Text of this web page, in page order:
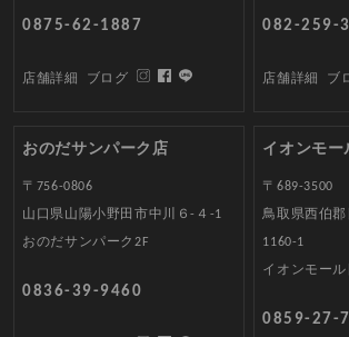
0875-62-1887
店舗詳細 ブログ
082-259-
店舗詳細 ブ
おのだサンパーク店
〒756-0806
山口県山陽小野田市中川６-４-1
おのだサンパーク2F
0836-39-9460
イオンモー
〒689-3500
鳥取県西伯
1160-1
イオンモー
0859-27-